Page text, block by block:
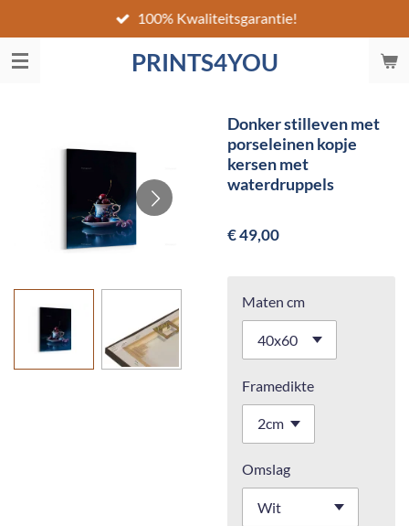
direct
naar
PRINTS4YOU
100% Kwaliteitsgarantie!
Donker stilleven met
porseleinen kopje
kersen met
waterdruppels
€ 49,00
Maten cm
Framedikte
Omslag